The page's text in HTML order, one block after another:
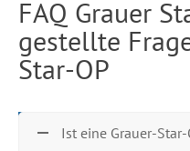
FAQ Grauer
gestellte
Star-OP
Ist eine Grauer-